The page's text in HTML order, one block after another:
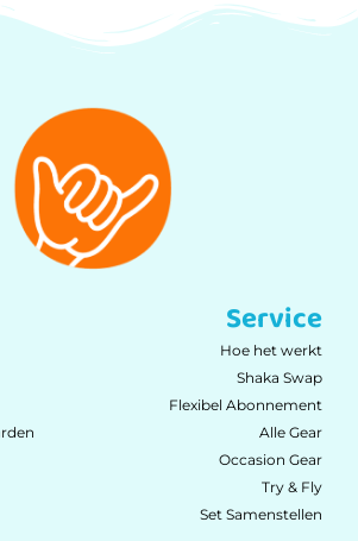
Service
Hoe het werkt
Shaka Swap
Flexibel Abonnement
Alle Gear
Occasion Gear
Try & Fly
Set Samenstellen